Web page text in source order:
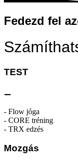
Fedezd fel
TEST
⚊
- Flow jóga
- CORE tréning
- TRX edzés
Mozgás